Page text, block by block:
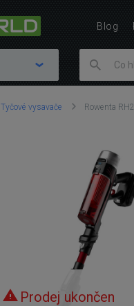
Tyčové vysavače Rowenta
Prodej ukončen
Blog